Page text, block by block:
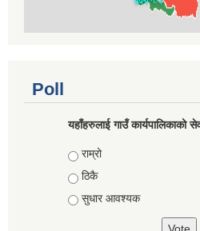
Poll
यहाँहरुलाई गाउँ कार्यपालिकाको
Choices
राम्रो
ठिकै
सुधार आवश्यक